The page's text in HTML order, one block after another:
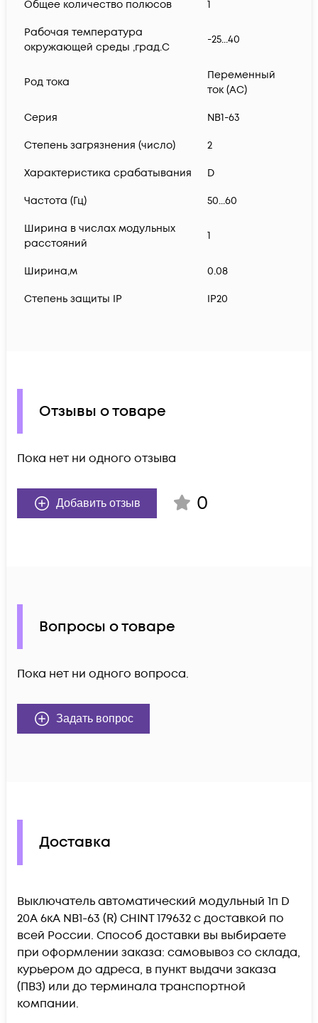
Общее количество полюсов 1
Рабочая температура
окружающей среды ,град.C
-25...40
Род тока
Переменный
ток (AC)
Серия NB1-63
Степень загрязнения (число) 2
Характеристика срабатывания D
Частота (Гц) 50...60
Ширина в числах модульных
расстояний
1
Ширина,м 0.08
Степень защиты IP IP20
Отзывы о товаре
Пока нет ни одного отзыва
Добавить отзыв 0
Вопросы о товаре
Пока нет ни одного вопроса.
Задать вопрос
Доставка
Выключатель автоматический модульный 1п D
20А 6кА NB1-63 (R) CHINT 179632 c доставкой по
всей России. Способ доставки вы выбираете
при оформлении заказа: самовывоз со склада,
курьером до адреса, в пункт выдачи заказа
(ПВЗ) или до терминала транспортной
компании.